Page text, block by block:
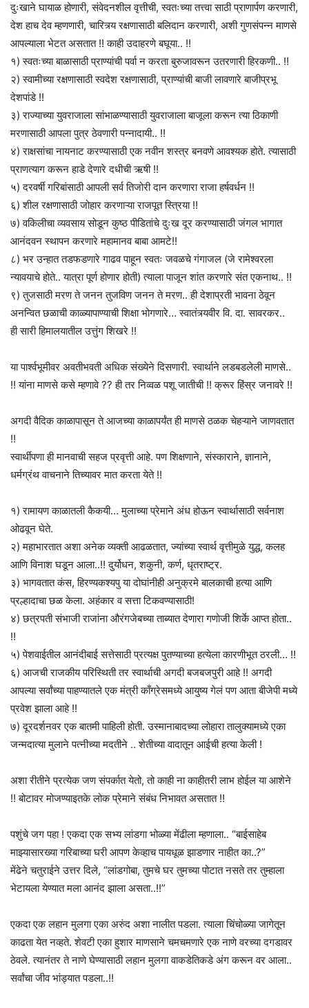
दुःखाने घायाळ होणारी, संवेदनशील वृत्तीची, स्वतःच्या तत्त्वा साठी प्राणार्पण करणारी,
देश हाच देव म्हणणारी, चारित्र्य रक्षणासाठी बलिदान करणारी, अशी गुणसंपन्न माणसे
आपल्याला भेटत असतात !! काही उदाहरणे बघूया.. !!
१) स्वतःच्या बाळासाठी प्राण्यांची पर्वा न करता बुरुजावरून उतरणारी हिरकणी.. !!
२) स्वामीच्या रक्षणासाठी स्वदेश रक्षणासाठी, प्राण्यांची बाजी लावणारे बाजीप्रभू
देशपांडे !!
३) राज्याच्या युवराजाला सांभाळण्यासाठी युवराजाला बाजूला करून त्या ठिकाणी
मरणासाठी आपला पुत्र ठेवणारी पन्नादायी.. !!
४) राक्षसांचा नायनाट करण्यासाठी एक नवीन शस्त्र बनवणे आवश्यक होते. त्यासाठी
प्राणत्याग करून हाडे देणारे दधीची ऋषी !!
५) दरवर्षी गरिबांसाठी आपली सर्व तिजोरी दान करणारा राजा हर्षवर्धन !!
६) शील रक्षणासाठी जोहार करणाऱ्या राजपूत स्त्रिया !!
७) वकिलीचा व्यवसाय सोडून कुष्ठ पीडितांचे दुःख दूर करण्यासाठी जंगल भागात
आनंदवन स्थापन करणारे महामानव बाबा आमटे!!
८) भर उन्हात तडफडणारे गाढव पाहून स्वतः जवळचे गंगाजल (जे रामेश्वरला
न्यावयाचे होते.. यात्रा पूर्ण होणार होती) त्याला पाजून शांत करणारे संत एकनाथ.. !!
९) तुजसाठी मरण ते जनन तुजविण जनन ते मरण.. ही देशाप्रती भावना ठेवून
अनन्वित छळाची काळ्यापाण्याची शिक्षा भोगणारे… स्वातंत्र्यवीर वि. दा. सावरकर..
ही सारी हिमालयातील उत्तुंग शिखरे !!
या पार्श्वभूमीवर अवतीभवती अधिक संख्येने दिसणारी. स्वार्थाने लडबडलेली माणसे..
!! यांना माणसे कसे म्हणावे ?? ही तर निव्वळ पशू जातीची !! क्रूर हिंस्र जनावरे !!
अगदी वैदिक काळापासून ते आजच्या काळापर्यंत ही माणसे ठळक चेहऱ्याने जाणवतात
!!
स्वार्थीपणा ही मानवाची सहज प्रवृत्ती आहे. पण शिक्षणाने, संस्काराने, ज्ञानाने,
धर्मग्रंथ वाचनाने तिच्यावर मात करता येते !!
१) रामायण काळातली कैकयी… मुलाच्या प्रेमाने अंध होऊन स्वार्थासाठी सर्वनाश
ओढवून घेते.
२) महाभारतात अशा अनेक व्यक्ती आढळतात, ज्यांच्या स्वार्थ वृत्तीमुळे युद्ध, कलह
आणि विनाश घडून आला..!! दुर्योधन, शकुनी, कर्ण, धृतराष्ट्र.
३) भागवतात कंस, हिरण्यकश्यपु या दोघांनीही अनुक्रमे बालकाची हत्या आणि
प्रल्हादाचा छळ केला. अहंकार व सत्ता टिकवण्यासाठी!
४) छत्रपती संभाजी राजांना औरंगजेबच्या ताब्यात देणारा गणोजी शिर्के आप्त होता..
!!
५) पेशवाईतील आनंदीबाई सत्तेसाठी प्रत्यक्ष पुतण्याच्या हत्येला कारणीभूत ठरली… !!
६) आजची राजकीय परिस्थिती तर स्वार्थाची अगदी बजबजपुरी आहे !! अगदी
आपल्या सर्वांच्या पाहण्यातले एक मंत्री काँग्रेसमध्ये आयुष्य गेलं पण आता बीजेपी मध्ये
प्रवेश झाला आहे !!
७) दूरदर्शनवर एक बातमी पाहिली होती. उस्मानाबादच्या लोहारा तालुक्यामध्ये एका
जन्मदात्या मुलाने पत्नीच्या मदतीने .. शेतीच्या वादातून आईची हत्या केली !
अशा रीतीने प्रत्येक जण संपर्कात येतो, तो काही ना काहीतरी लाभ होईल या आशेने
!! बोटावर मोजण्याइतके लोक प्रेमाने संबंध निभावत असतात !!
पशुंचे जग पहा ! एकदा एक सभ्य लांडगा भोळ्या मेंढीला म्हणाला.. “बाईसाहेब
माझ्यासारख्या गरिबाच्या घरी आपण केव्हाच पायधूळ झाडणार नाहीत का..?”
मेंढेने चतुराईने उत्तर दिले, “लांडगोबा, तुमचे घर तुमच्या पोटात नसते तर तुम्हाला
भेटायला येण्यात मला आनंद झाला असता..!!”
एकदा एक लहान मुलगा एका अरुंद अशा नालीत पडला. त्याला चिंचोळ्या जागेतून
काढता येत नव्हते. शेवटी एका हुशार माणसाने चमचमणारे एक नाणे वरच्या दगडावर
ठेवले. त्यानंतर ते नाणे घेण्यासाठी लहान मुलगा वाकडेतिकडे अंग करून वर आला..
सर्वांचा जीव भांड्यात पडला..!!